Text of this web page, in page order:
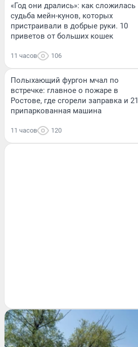
«Год они дрались»: как сложилась
судьба мейн-кунов, которых
пристраивали в добрые руки. 10
приветов от больших кошек
11 часов 106
Полыхающий фургон мчал по
встречке: главное о пожаре в
Ростове, где сгорели заправка и 21
припаркованная машина
11 часов 120